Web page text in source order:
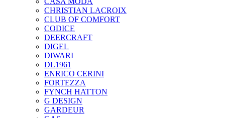
CHRISTIAN LACROIX
CLUB OF COMFORT
CODICE
DEERCRAFT
DIGEL
DIWARI
DL1961
ENRICO CERINI
FORTEZZA
FYNCH HATTON
G DESIGN
GARDEUR